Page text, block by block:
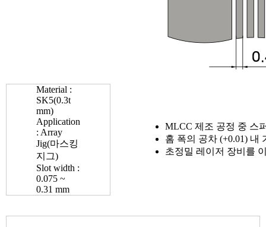
Material :
SK5(0.3t
mm)
Application
: Array
Jig(마스킹
지그)
Slot width :
0.075 ~
0.31 mm
MLCC 제조 공정 중 스
홈 폭의 공차 (+0.01) 내
초정밀 레이저 장비를